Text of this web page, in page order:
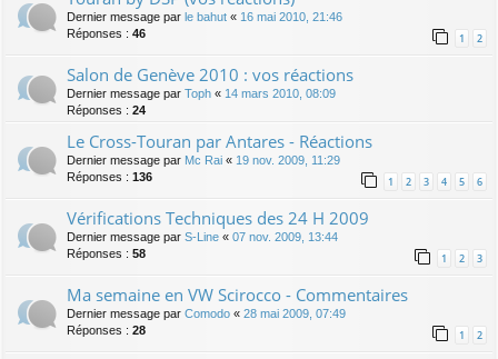
Dernier message par le bahut « 16 mai 2010, 21:46
Réponses : 46 1 2
Salon de Genève 2010 : vos réactions
Dernier message par Toph « 14 mars 2010, 08:09
Réponses : 24
Le Cross-Touran par Antares - Réactions
Dernier message par Mc Rai « 19 nov. 2009, 11:29
Réponses : 136 1 2 3 4 5 6
Vérifications Techniques des 24 H 2009
Dernier message par S-Line « 07 nov. 2009, 13:44
Réponses : 58 1 2 3
Ma semaine en VW Scirocco - Commentaires
Dernier message par Comodo « 28 mai 2009, 07:49
Réponses : 28 1 2